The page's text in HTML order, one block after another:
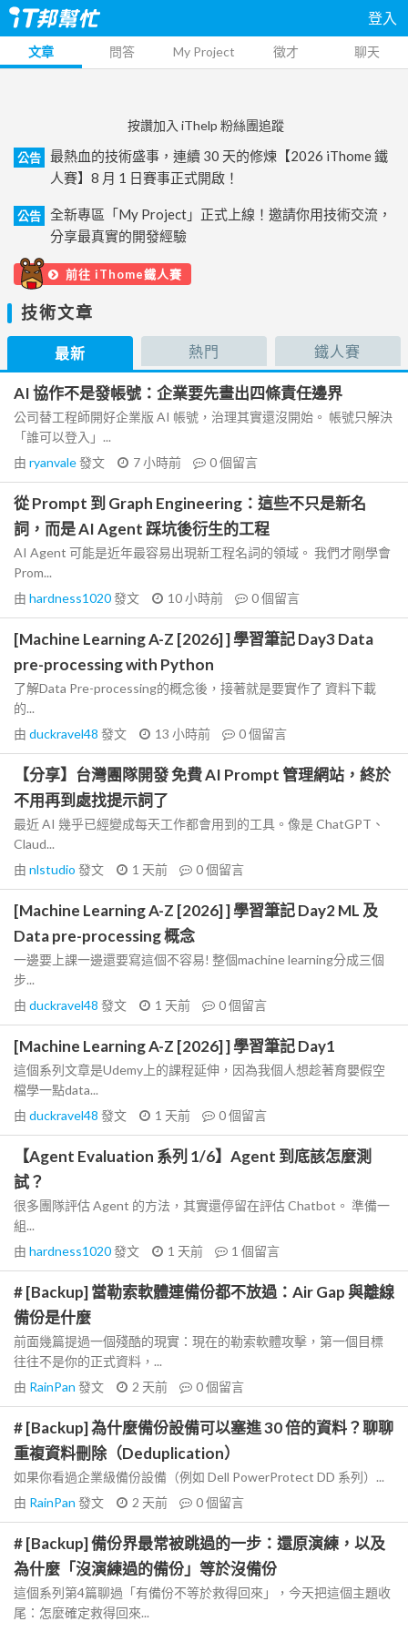
登入
文章 問答 My Project 徵才 聊天
按讚加入 iThelp 粉絲團追蹤
公告
最熱血的技術盛事，連續 30 天的修煉【2026 iThome 鐵
人賽】8 月 1 日賽事正式開啟！
公告
全新專區「My Project」正式上線！邀請你用技術交流，
分享最真實的開發經驗
前往 iThome鐵人賽
技術文章
最新 熱門 鐵人賽
AI 協作不是發帳號：企業要先畫出四條責任邊界
公司替工程師開好企業版 AI 帳號，治理其實還沒開始。 帳號只解決
「誰可以登入」...
由 ryanvale發文 7 小時前 0個留言
從 Prompt 到 Graph Engineering：這些不只是新名
詞，而是 AI Agent 踩坑後衍生的工程
AI Agent 可能是近年最容易出現新工程名詞的領域。 我們才剛學會
Prom...
由 hardness1020發文 10 小時前 0個留言
[Machine Learning A-Z [2026] ] 學習筆記 Day3 Data
pre-processing with Python
了解Data Pre-processing的概念後，接著就是要實作了 資料下載
的...
由 duckravel48 發文 13 小時前 0個留言
【分享】台灣團隊開發 免費 AI Prompt 管理網站，終於
不用再到處找提示詞了
最近 AI 幾乎已經變成每天工作都會用到的工具。像是 ChatGPT、
Claud...
由 nlstudio 發文 1 天前 0個留言
[Machine Learning A-Z [2026] ] 學習筆記 Day2 ML 及
Data pre-processing 概念
一邊要上課一邊還要寫這個不容易! 整個machine learning分成三個
步...
由 duckravel48 發文 1 天前 0個留言
[Machine Learning A-Z [2026] ] 學習筆記 Day1
這個系列文章是Udemy上的課程延伸，因為我個人想趁著育嬰假空
檔學一點data...
由 duckravel48 發文 1 天前 0個留言
【Agent Evaluation 系列 1/6】Agent 到底該怎麼測
試？
很多團隊評估 Agent 的方法，其實還停留在評估 Chatbot。 準備一
組...
由 hardness1020發文 1 天前 1 個留言
# [Backup] 當勒索軟體連備份都不放過：Air Gap 與離線
備份是什麼
前面幾篇提過一個殘酷的現實：現在的勒索軟體攻擊，第一個目標
往往不是你的正式資料，...
由 RainPan 發文 2 天前 0個留言
# [Backup] 為什麼備份設備可以塞進 30 倍的資料？聊聊
重複資料刪除（Deduplication）
如果你看過企業級備份設備（例如 Dell PowerProtect DD 系列）...
由 RainPan 發文 2 天前 0個留言
# [Backup] 備份界最常被跳過的一步：還原演練，以及
為什麼「沒演練過的備份」等於沒備份
這個系列第4篇聊過「有備份不等於救得回來」，今天把這個主題收
尾：怎麼確定救得回來...